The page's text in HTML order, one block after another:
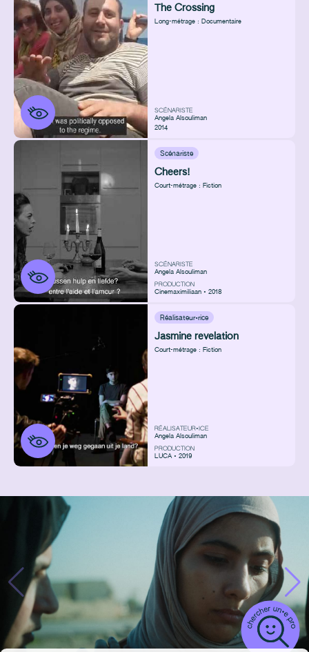
The Crossing
Long-métrage : Documentaire
SCÉNARISTE
Angela Alsouliman
2014
Scénariste
Cheers!
Court-métrage : Fiction
SCÉNARISTE
Angela Alsouliman
PRODUCTION
Cinemaximiliaan • 2018
Réalisateur·rice
Jasmine revelation
Court-métrage : Fiction
RÉALISATEUR•ICE
Angela Alsouliman
PRODUCTION
LUCA • 2019